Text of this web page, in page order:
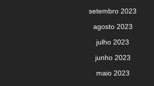
setembro 2023
agosto 2023
julho 2023
junho 2023
maio 2023